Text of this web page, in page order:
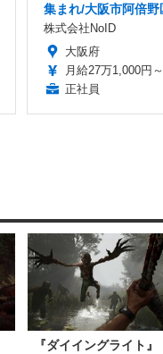
集まれ/大阪市阿倍
株式会社NoID
大阪府
月給27万1,000円
正社員
『ダイイングライト』